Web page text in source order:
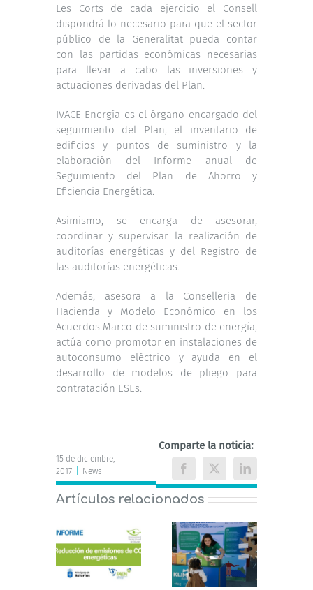
Les Corts de cada ejercicio el Consell
dispondrá lo necesario para que el sector
público de la Generalitat pueda contar
con las partidas económicas necesarias
para llevar a cabo las inversiones y
actuaciones derivadas del Plan.
IVACE Energía es el órgano encargado del
seguimiento del Plan, el inventario de
edificios y puntos de suministro y la
elaboración del Informe anual de
Seguimiento del Plan de Ahorro y
Eficiencia Energética.
Asimismo, se encarga de asesorar,
coordinar y supervisar la realización de
auditorías energéticas y del Registro de
las auditorías energéticas.
Además, asesora a la Conselleria de
Hacienda y Modelo Económico en los
Acuerdos Marco de suministro de energía,
actúa como promotor en instalaciones de
autoconsumo eléctrico y ayuda en el
desarrollo de modelos de pliego para
contratación ESEs.
15 de diciembre,
2017
News
Comparte la noticia:
Facebook
X LinkedIn
Artículos relacionados